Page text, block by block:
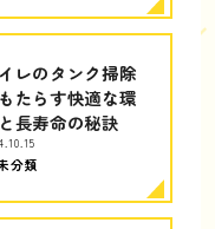
レのタンク掃除
たらす快適な環
長寿命の秘訣
分類